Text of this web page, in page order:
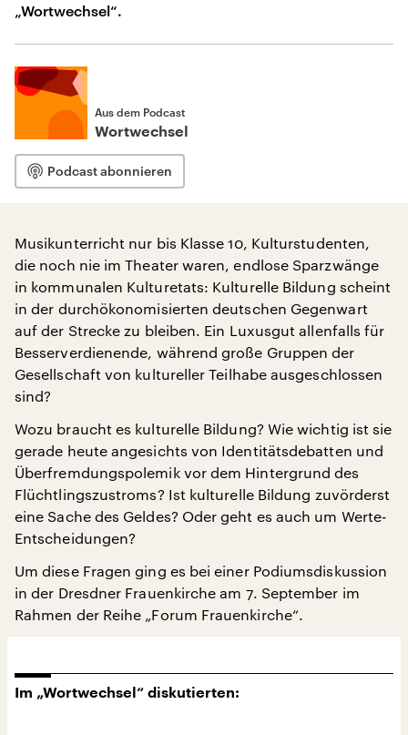
„Wortwechsel“.
Aus dem Podcast
Wortwechsel
Podcast abonnieren
Musikunterricht nur bis Klasse 10, Kulturstudenten,
die noch nie im Theater waren, endlose Sparzwänge
in kommunalen Kulturetats: Kulturelle Bildung scheint
in der durchökonomisierten deutschen Gegenwart
auf der Strecke zu bleiben. Ein Luxusgut allenfalls für
Besserverdienende, während große Gruppen der
Gesellschaft von kultureller Teilhabe ausgeschlossen
sind?
Wozu braucht es kulturelle Bildung? Wie wichtig ist sie
gerade heute angesichts von Identitätsdebatten und
Überfremdungspolemik vor dem Hintergrund des
Flüchtlingszustroms? Ist kulturelle Bildung zuvörderst
eine Sache des Geldes? Oder geht es auch um Werte-
Entscheidungen?
Um diese Fragen ging es bei einer Podiumsdiskussion
in der Dresdner Frauenkirche am 7. September im
Rahmen der Reihe „Forum Frauenkirche“.
Im „Wortwechsel“ diskutierten: